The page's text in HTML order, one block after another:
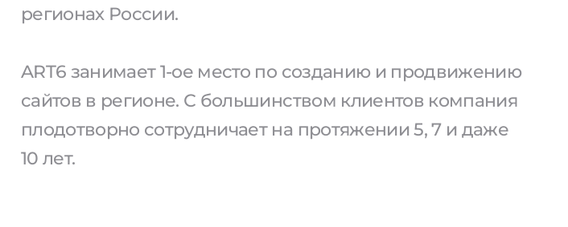
регионах России.
ART6 занимает 1-ое место по созданию и продвижению
сайтов в регионе. С большинством клиентов компания
плодотворно сотрудничает на протяжении 5, 7 и даже
10 лет.